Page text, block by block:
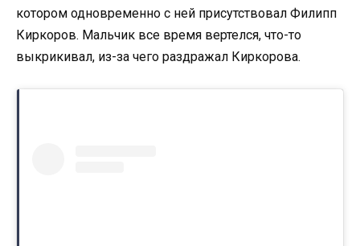
котором одновременно с ней присутствовал Филипп
Киркоров. Мальчик все время вертелся, что-то
выкрикивал, из-за чего раздражал Киркорова.